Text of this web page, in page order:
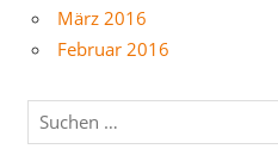
März 2016
Februar 2016